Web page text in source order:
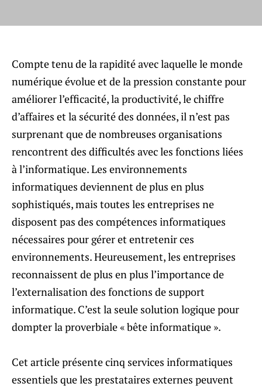
Compte tenu de la rapidité avec laquelle le monde
numérique évolue et de la pression constante pour
améliorer l’efficacité, la productivité, le chiffre
d’affaires et la sécurité des données, il n’est pas
surprenant que de nombreuses organisations
rencontrent des difficultés avec les fonctions liées
à l’informatique. Les environnements
informatiques deviennent de plus en plus
sophistiqués, mais toutes les entreprises ne
disposent pas des compétences informatiques
nécessaires pour gérer et entretenir ces
environnements. Heureusement, les entreprises
reconnaissent de plus en plus l’importance de
l’externalisation des fonctions de support
informatique. C’est la seule solution logique pour
dompter la proverbiale « bête informatique ».
Cet article présente cinq services informatiques
essentiels que les prestataires externes peuvent